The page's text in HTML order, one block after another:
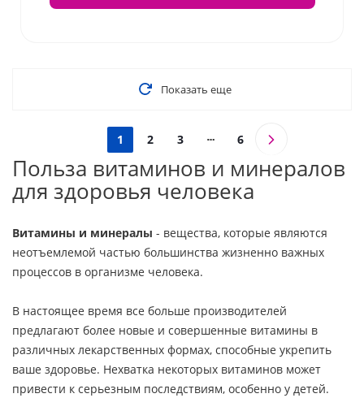
Показать еще
1 2 3 6
Польза витаминов и минералов
для здоровья человека
Витамины и минералы - вещества, которые являются
неотъемлемой частью большинства жизненно важных
процессов в организме человека.
В настоящее время все больше производителей
предлагают более новые и совершенные витамины в
различных лекарственных формах, способные укрепить
ваше здоровье. Нехватка некоторых витаминов может
привести к серьезным последствиям, особенно у детей.